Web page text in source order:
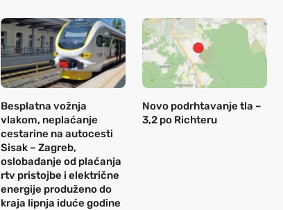
Besplatna vožnja
vlakom, neplaćanje
cestarine na autocesti
Sisak – Zagreb,
oslobađanje od plaćanja
rtv pristojbe i električne
energije produženo do
kraja lipnja iduće godine
Novo podrhtavanje tla –
3,2 po Richteru